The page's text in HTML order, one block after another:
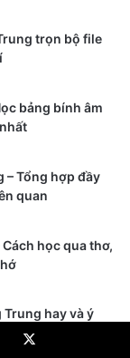
trọn bộ file
bảng bính âm
– Tổng hợp đầy
quan
học qua thơ,
hay và ý
âm